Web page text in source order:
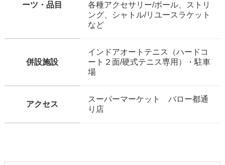
ーツ・品目
各種アクセサリー/ボール、ストリ
ング、シャトル/リユースラケット
など
併設施設
インドアオートテニス（ハードコ
ート２面/硬式テニス専用）・駐車
場
アクセス
スーパーマーケット バロー都通
り店